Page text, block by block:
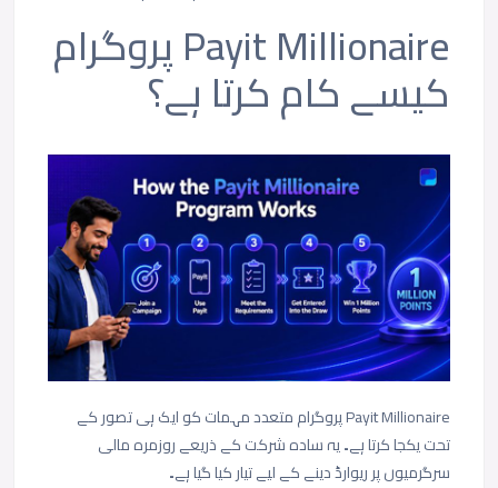
Payit Millionaire پروگرام
کیسےکامکرتا ہے؟
Payit Millionaire پروگرام متعددمہماتکوایکہیتصورکے
تحتیکجاکرتاہے۔یہسادہشرکتکےذریعےروزمرہمالی
سرگرمیوںپرریوارڈدینےکےلیےتیارکیاگیاہے۔